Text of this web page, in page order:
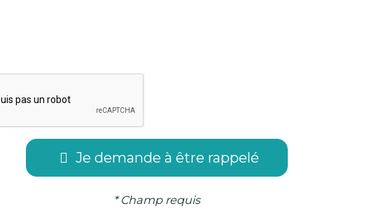
Je demande à être rappelé
* Champ requis